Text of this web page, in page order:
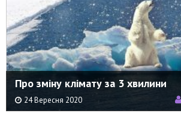
Про‌ ‌зміну‌ ‌клімату‌ ‌за‌ ‌3‌ ‌хвилини‌
24 Вересня 2020